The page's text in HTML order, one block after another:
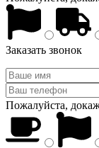
Заказать звонок
Пожалуйста,